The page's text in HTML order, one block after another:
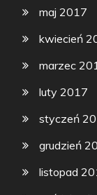
maj 2017
kwiecień
marzec
luty 2017
styczeń
grudzień
listopad